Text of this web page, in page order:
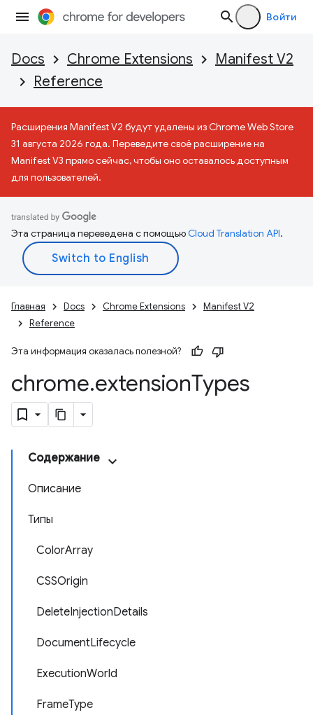
Войти
Docs Chrome Extensions
Manifest V2
Reference
Расширения Manifest V2 будут удалены из Chrome Web Store
31 августа 2026 года. Переведите своё расширение на
Manifest V3 прямо сейчас, чтобы оно оставалось доступным
для пользователей.
Эта страница переведена с помощьюCloud Translation API.
Главная Docs Chrome Extensions
Manifest V2
Reference
Эта информация оказалась полезной?
chrome.extensionTypes
Содержание
Описание
Типы
ColorArray
CSSOrigin
DeleteInjectionDetails
DocumentLifecycle
ExecutionWorld
FrameType